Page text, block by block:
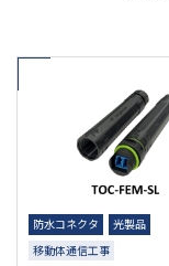
防水コネクタ
光製品
移動体通信工事